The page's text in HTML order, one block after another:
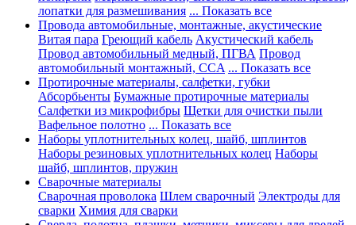
лопатки для размешивания ... Показать все
Провода автомобильные, монтажные, акустические
Витая пара Греющий кабель Акустический кабель
Провод автомобильный медный, ПГВА Провод
автомобильный монтажный, CCA ... Показать все
Протирочные материалы, салфетки, губки
Абсорбьенты Бумажные протирочные материалы
Салфетки из микрофибры Щетки для очистки пыли
Вафельное полотно ... Показать все
Наборы уплотнительных колец, шайб, шплинтов
Наборы резиновых уплотнительных колец Наборы
шайб, шплинтов, пружин
Сварочные материалы
Сварочная проволока Шлем сварочный Электроды для
сварки Химия для сварки